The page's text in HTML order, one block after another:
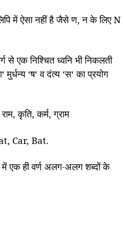
में ऐसा नहीं है जैसेण,न के लिएN
से एक निश्चित ध्वनि भी निकलती
‘मुर्धन्य ‘ष‘व दंत्य ‘स‘का प्रयोग
,कृति,कर्म,ग्राम
Car, Bat.
में एक ही वर्ण अलग-अलग शब्दों के